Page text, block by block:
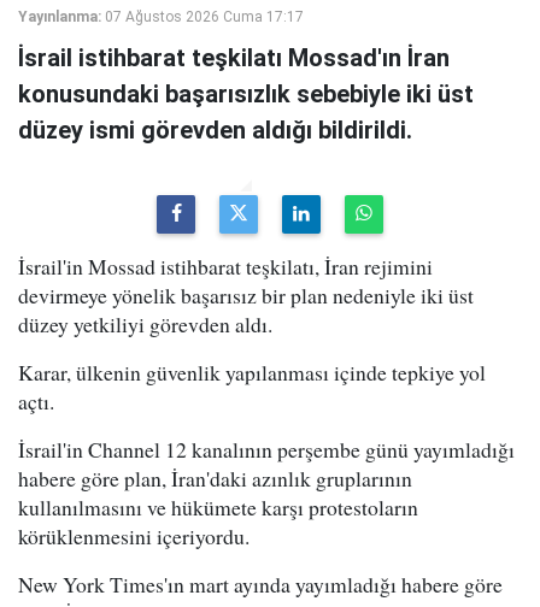
Yayınlanma: 07 Ağustos 2026 Cuma 17:17
İsrail istihbarat teşkilatı Mossad'ın İran
konusundaki başarısızlık sebebiyle iki üst
düzey ismi görevden aldığı bildirildi.
İsrail'in Mossad istihbarat teşkilatı, İran rejimini
devirmeye yönelik başarısız bir plan nedeniyle iki üst
düzey yetkiliyi görevden aldı.
Karar, ülkenin güvenlik yapılanması içinde tepkiye yol
açtı.
İsrail'in Channel 12 kanalının perşembe günü yayımladığı
habere göre plan, İran'daki azınlık gruplarının
kullanılmasını ve hükümete karşı protestoların
körüklenmesini içeriyordu.
New York Times'ın mart ayında yayımladığı habere göre